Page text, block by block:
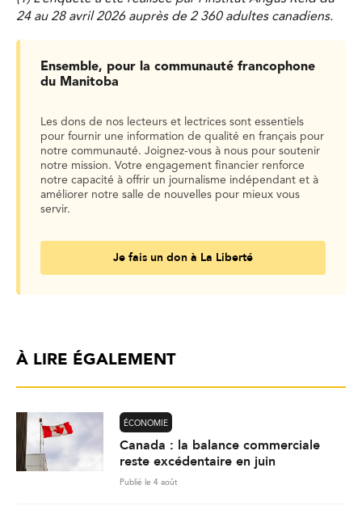
24 au 28 avril 2026 auprès de 2 360 adultes canadiens.
Ensemble, pour la communauté francophone
du Manitoba
Les dons de nos lecteurs et lectrices sont essentiels
pour fournir une information de qualité en français pour
notre communauté. Joignez-vous à nous pour soutenir
notre mission. Votre engagement financier renforce
notre capacité à offrir un journalisme indépendant et à
améliorer notre salle de nouvelles pour mieux vous
servir.
Je fais un don à La Liberté
À LIRE ÉGALEMENT
ÉCONOMIE
Canada : la balance commerciale
reste excédentaire en juin
Publié le 4 août